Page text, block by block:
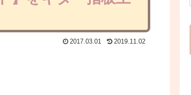
2017.03.01 2019.11.02